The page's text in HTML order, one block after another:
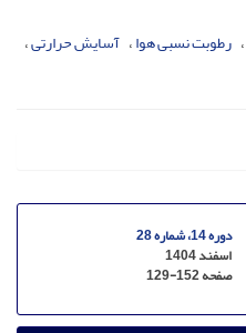
رطوبت نسبی هوا آسایش حرارتی
دوره 14، شماره 28
اسفند 1404
صفحه129-152